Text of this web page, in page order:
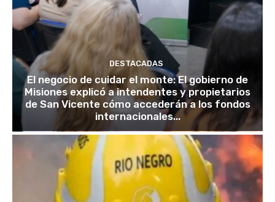
DESTACADAS
El negocio de cuidar el monte: El gobierno de
Misiones explicó a intendentes y propietarios
de San Vicente cómo accederán a los fondos
internacionales...